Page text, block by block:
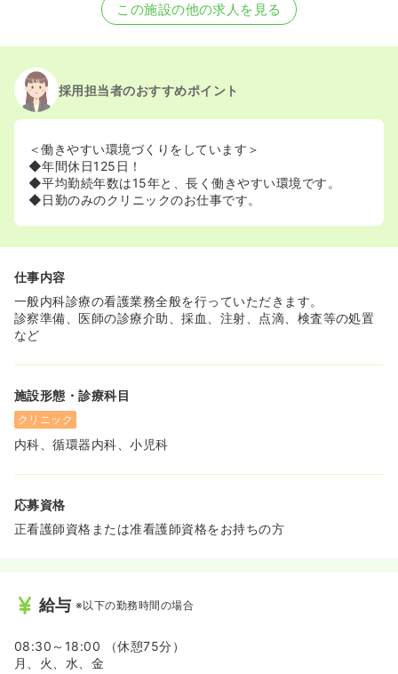
この施設の他の求人を見る
採用担当者のおすすめポイント
＜働きやすい環境づくりをしています＞
◆年間休日125日！
◆平均勤続年数は15年と、長く働きやすい環境です。
◆日勤のみのクリニックのお仕事です。
仕事内容
一般内科診療の看護業務全般を行っていただきます。
診察準備、医師の診療介助、採血、注射、点滴、検査等の処置
など
施設形態・診療科目
クリニック
内科、循環器内科、小児科
応募資格
正看護師資格または准看護師資格をお持ちの方
給与 ※以下の勤務時間の場合
08:30～18:00 （休憩75分）
月、火、水、金